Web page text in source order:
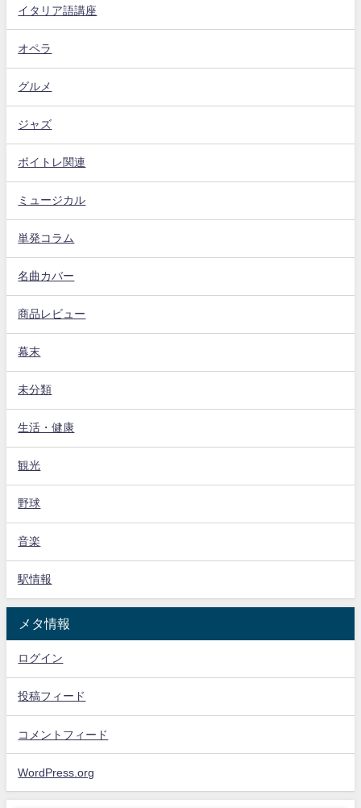
イタリア語講座
オペラ
グルメ
ジャズ
ボイトレ関連
ミュージカル
単発コラム
名曲カバー
商品レビュー
幕末
未分類
生活・健康
観光
野球
音楽
駅情報
メタ情報
ログイン
投稿フィード
コメントフィード
WordPress.org